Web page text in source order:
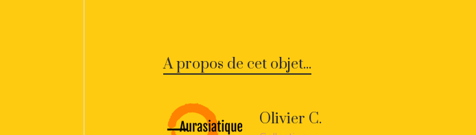
A propos de cet objet...
Olivier C.